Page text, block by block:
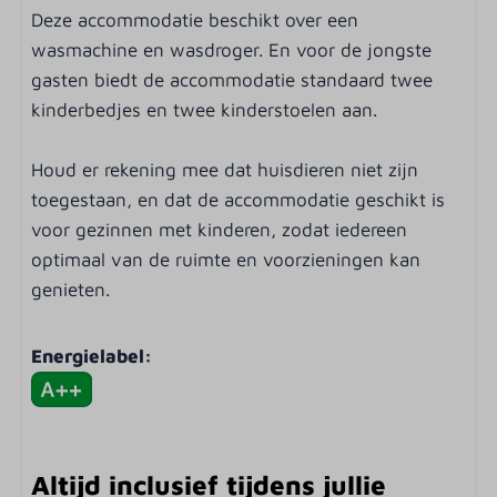
Slaapkamer
Eenpersoonsbed: 16
Kledingkast
Beddengoed
Verwarming & Verkoeling
Vloerverwarming
Buiten
Terras: Niet overdekt
Zonnewering: Zonnescherm
Parasol
Deze accommodatie beschikt over een
wasmachine en wasdroger. En voor de jongste
gasten biedt de accommodatie standaard twee
kinderbedjes en twee kinderstoelen aan.
Houd er rekening mee dat huisdieren niet zijn
toegestaan, en dat de accommodatie geschikt is
voor gezinnen met kinderen, zodat iedereen
optimaal van de ruimte en voorzieningen kan
genieten.
Energielabel:
Altijd inclusief tijdens jullie